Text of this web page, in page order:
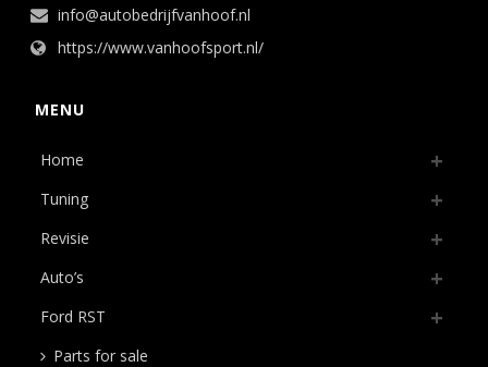
info@autobedrijfvanhoof.nl
https://www.vanhoofsport.nl/
MENU
Home
Tuning
Revisie
Auto’s
Ford RST
Parts for sale